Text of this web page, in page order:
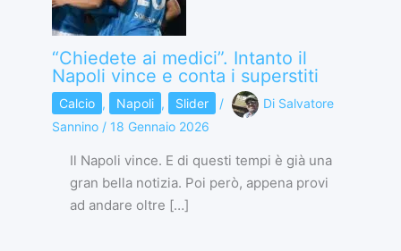
“Chiedete ai medici”. Intanto il
Napoli vince e conta i superstiti
Calcio , Napoli , Slider / Di Salvatore
Sannino / 18 Gennaio 2026
Il Napoli vince. E di questi tempi è già una
gran bella notizia. Poi però, appena provi
ad andare oltre […]